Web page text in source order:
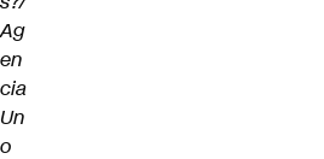
Ag
en
cia
Un
o